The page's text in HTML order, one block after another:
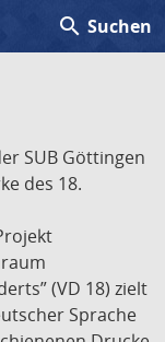
search Suchen
SUB Göttingen
des 18.
(VD 18) zielt
Sprache